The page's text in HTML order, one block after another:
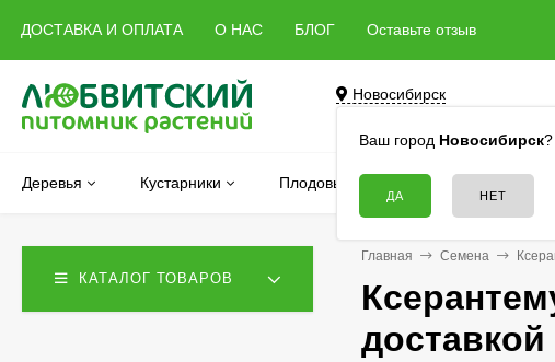
ДОСТАВКА И ОПЛАТА О НАС БЛОГ Оставьте отзыв
Новосибирск
Ваш город Новосибирск?
Деревья Кустарники Плодовые Хвойные
КАТАЛОГ ТОВАРОВ
Главная Семена
доставкой